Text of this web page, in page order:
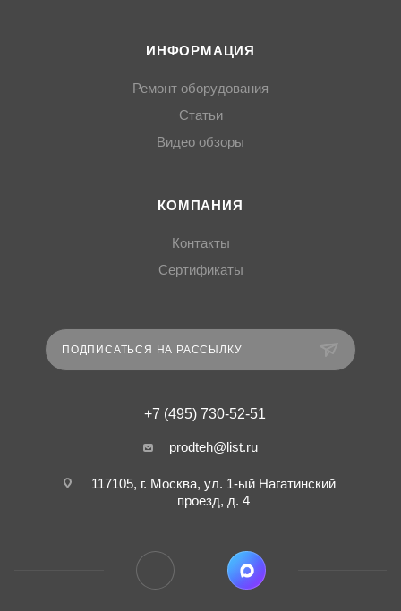
ИНФОРМАЦИЯ
Ремонт оборудования
Статьи
Видео обзоры
КОМПАНИЯ
Контакты
Сертификаты
ПОДПИСАТЬСЯ НА РАССЫЛКУ
+7 (495) 730-52-51
prodteh@list.ru
117105, г. Москва, ул. 1-ый Нагатинский
проезд, д. 4